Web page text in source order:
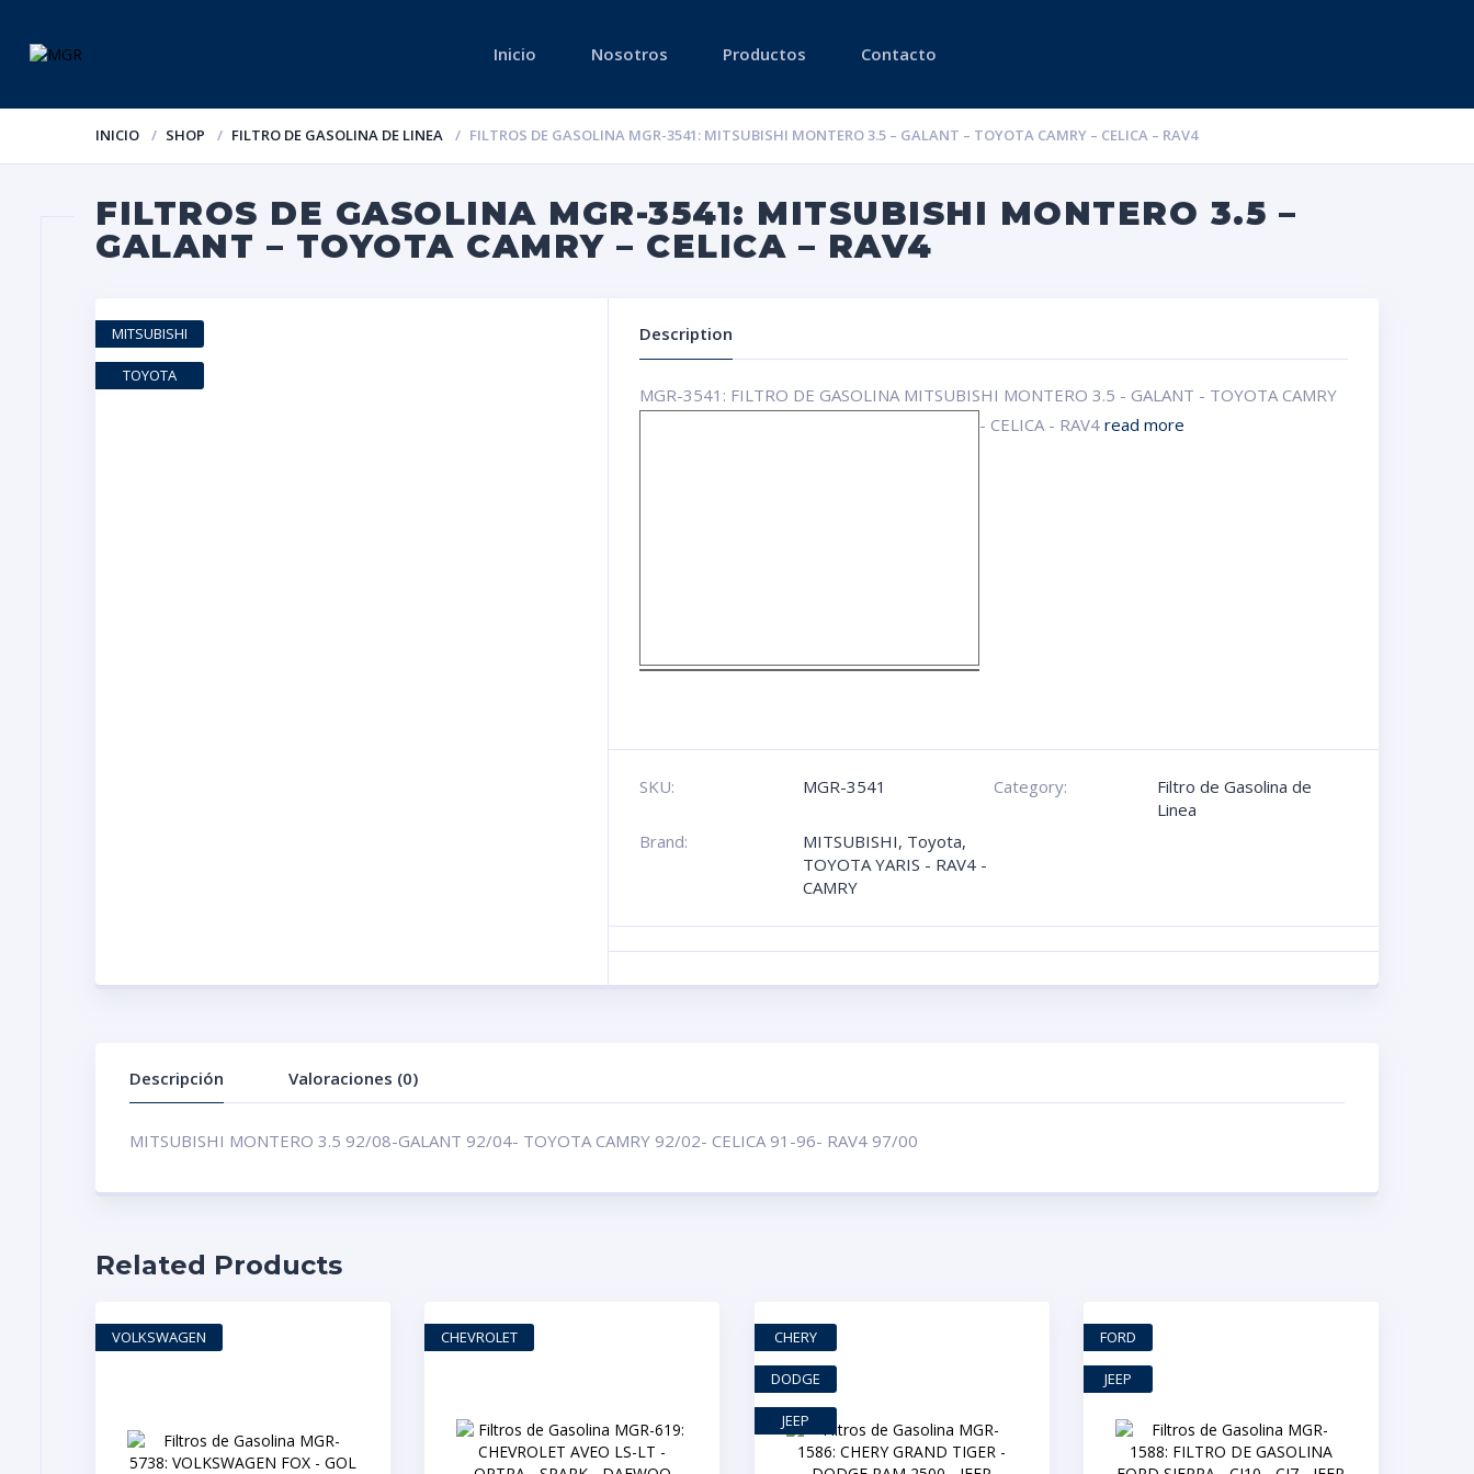
Inicio Nosotros Productos Contacto
INICIO SHOP FILTRO DE GASOLINA DE LINEA FILTROS DE GASOLINA MGR-3541: MITSUBISHI MONTERO 3.5 – GALANT – TOYOTA CAMRY – CELICA – RAV4
FILTROS DE GASOLINA MGR-3541: MITSUBISHI MONTERO 3.5 –
GALANT – TOYOTA CAMRY – CELICA – RAV4
Description
MGR-3541: FILTRO DE GASOLINA MITSUBISHI MONTERO 3.5 - GALANT - TOYOTA CAMRY
- CELICA - RAV4read more
SKU: MGR-3541 Category:
Filtro de Gasolina de
Linea
Brand:
MITSUBISHI, Toyota,
TOYOTA YARIS - RAV4 -
CAMRY
MITSUBISHI
TOYOTA
Descripción Valoraciones (0)
MITSUBISHI MONTERO 3.5 92/08-GALANT 92/04- TOYOTA CAMRY 92/02- CELICA 91-96- RAV4 97/00
Related Products
VOLKSWAGEN CHEVROLET CHERY
DODGE
JEEP
FORD
JEEP